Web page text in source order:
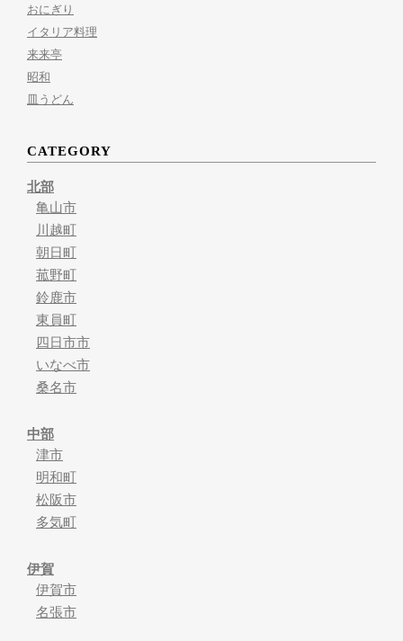
おにぎり
イタリア料理
来来亭
昭和
皿うどん
CATEGORY
北部
亀山市
川越町
朝日町
菰野町
鈴鹿市
東員町
四日市市
いなべ市
桑名市
中部
津市
明和町
松阪市
多気町
伊賀
伊賀市
名張市